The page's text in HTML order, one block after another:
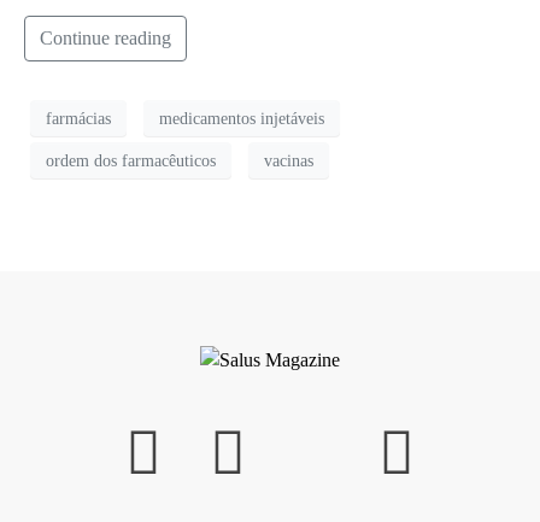
Continue reading
farmácias medicamentos injetáveis
ordem dos farmacêuticos vacinas